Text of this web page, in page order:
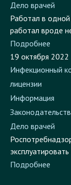
Работал в одной
работал вроде
Подробнее
19 октября 2022
Инфекционный
лицензии
Информация
Законодательство
Дело врачей
Подробнее